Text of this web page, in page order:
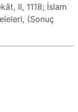
II, 1118; İslam
(Sonuç